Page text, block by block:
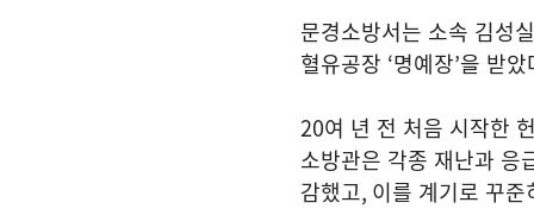
문경소방서는 소속 김성
혈유공장 ‘명예장’을 받
20여 년 전 처음 시작한
소방관은 각종 재난과 응
감했고, 이를 계기로 꾸